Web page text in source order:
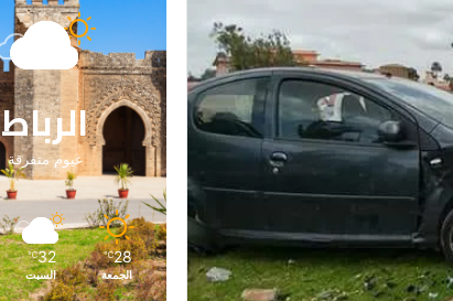
الرباط
غيوم متفرقة
28
℃
الجمعة
32
℃
السبت